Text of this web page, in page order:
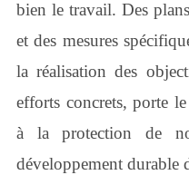
bien le travail. Des
et des mesures
la réalisation des
efforts concrets, porte
à la protection de
développement durable